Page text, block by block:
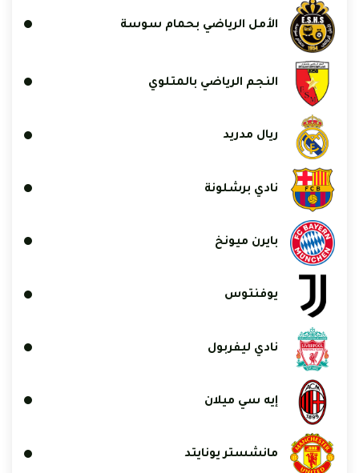
الأمل الرياضي بحمام سوسة
النجم الرياضي بالمتلوي
ريال مدريد
نادي برشلونة
بايرن ميونخ
يوفنتوس
نادي ليفربول
إيه سي ميلان
مانشستر يونايتد